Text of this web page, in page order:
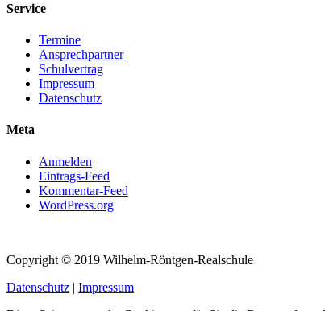
Service
Termine
Ansprechpartner
Schulvertrag
Impressum
Datenschutz
Meta
Anmelden
Eintrags-Feed
Kommentar-Feed
WordPress.org
Copyright © 2019 Wilhelm-Röntgen-Realschule
Datenschutz | Impressum